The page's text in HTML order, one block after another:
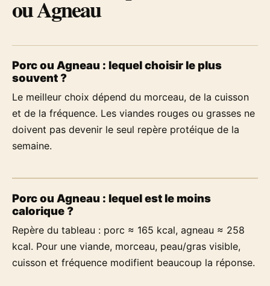
ou Agneau
Porc ou Agneau : lequel choisir le plus
souvent ?
Le meilleur choix dépend du morceau, de la cuisson
et de la fréquence. Les viandes rouges ou grasses ne
doivent pas devenir le seul repère protéique de la
semaine.
Porc ou Agneau : lequel est le moins
calorique ?
Repère du tableau : porc ≈ 165 kcal, agneau ≈ 258
kcal. Pour une viande, morceau, peau/gras visible,
cuisson et fréquence modifient beaucoup la réponse.